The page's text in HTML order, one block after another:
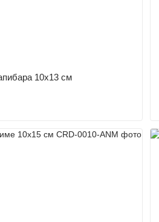
10х13 см